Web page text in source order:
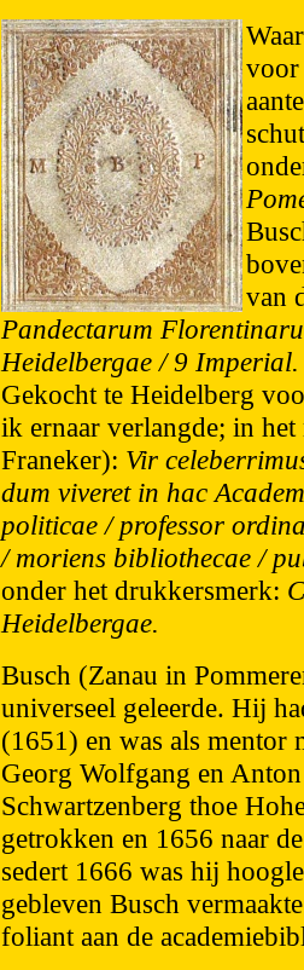
voor
van
Pandectarum
Heidelbergae / 9
Gekocht te Heidelberg
ik ernaar verlangde; in
Franeker): Vir
dum viveret in hac
politicae / professor
/ moriens bibliothecae /
onder het drukkersmerk:
Heidelbergae.
Busch (Zanau in
universeel geleerde. Hij
(1651) en was als mentor
Georg Wolfgang en
Schwartzenberg thoe
getrokken en 1656 naar
sedert 1666 was hij
gebleven Busch
foliant aan de